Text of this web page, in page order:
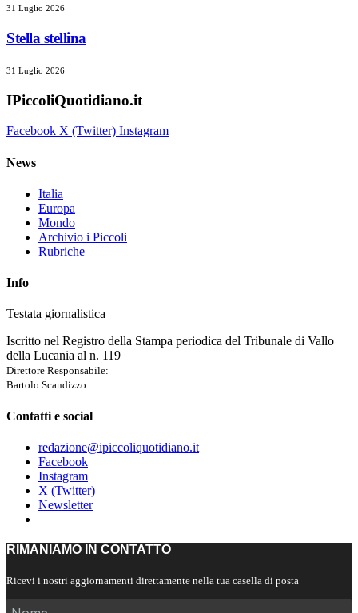
31 Luglio 2026
Stella stellina
31 Luglio 2026
IPiccoliQuotidiano.it
Facebook X (Twitter) Instagram
News
Italia
Europa
Mondo
Archivio i Piccoli
Rubriche
Info
Testata giornalistica
Iscritto nel Registro della Stampa periodica del Tribunale di Vallo
della Lucania al n. 119
Direttore Responsabile:
Bartolo Scandizzo
Contatti e social
redazione@ipiccoliquotidiano.it
Facebook
Instagram
X (Twitter)
Newsletter
RIMANIAMO IN CONTATTO
Ricevi i nostri aggiornamenti direttamente nella tua casella di posta